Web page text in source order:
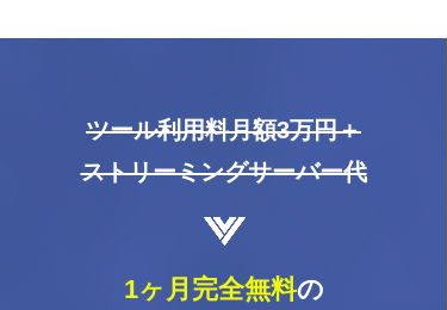
ツール利用料月額​3万円＋
ストリーミングサーバー代
1ヶ月完全無料の